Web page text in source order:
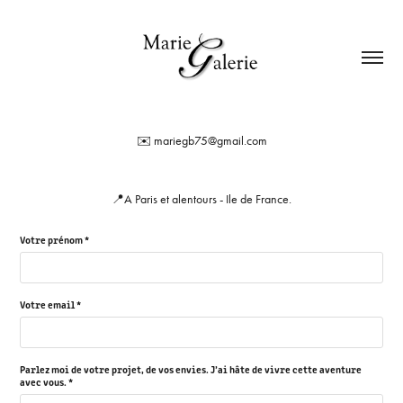
✉️ mariegb75@gmail.com
📍A Paris et alentours - Ile de France.
Votre prénom *
Votre email *
Parlez moi de votre projet, de vos envies. J’ai hâte de vivre cette aventure
avec vous. *